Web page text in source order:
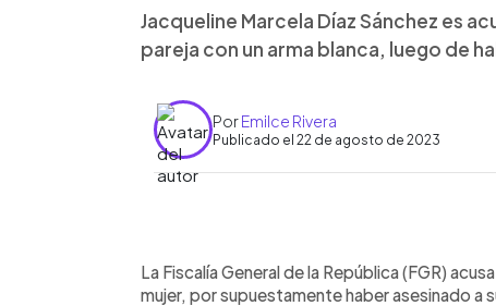
Jacqueline Marcela Díaz Sánchez es
pareja con un arma blanca, luego de
PorEmilce Rivera
Publicado el 22 de agosto de 2023
► Escuchar artículo
La Fiscalía General de la República (FGR)
mujer, por supuestamente haber asesinado a